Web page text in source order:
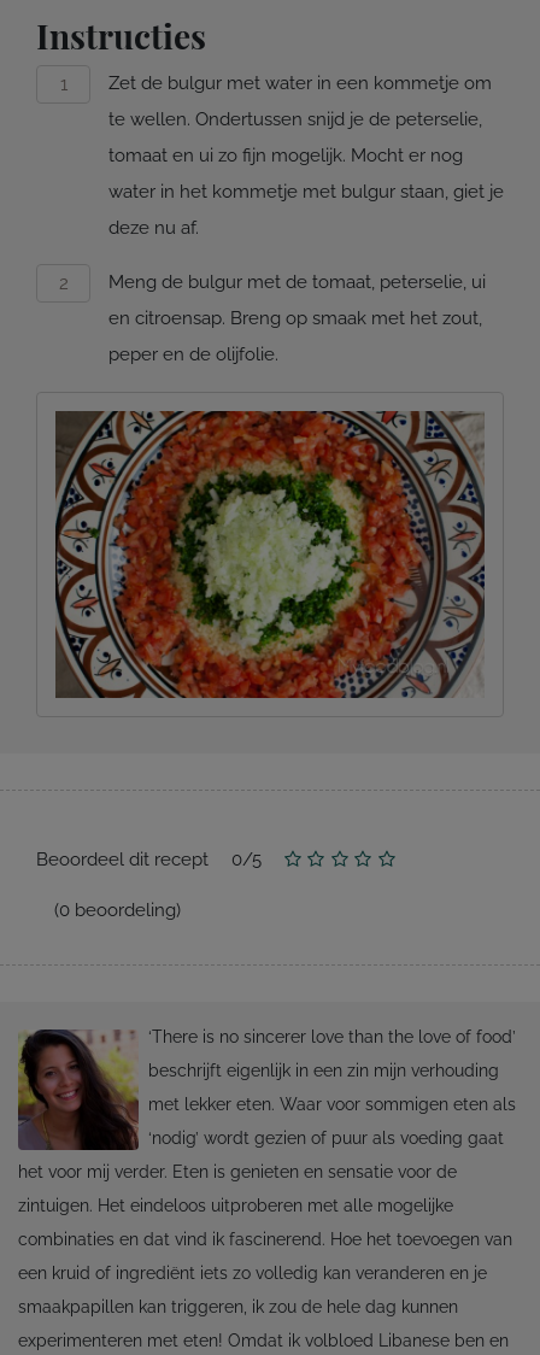
Instructies
Zet de bulgur met water in een kommetje om
te wellen. Ondertussen snijd je de peterselie,
tomaat en ui zo fijn mogelijk. Mocht er nog
water in het kommetje met bulgur staan, giet je
deze nu af.
Meng de bulgur met de tomaat, peterselie, ui
en citroensap. Breng op smaak met het zout,
peper en de olijfolie.
Beoordeel dit recept 0/5
(0 beoordeling)
‘There is no sincerer love than the love of food’
beschrijft eigenlijk in een zin mijn verhouding
met lekker eten. Waar voor sommigen eten als
‘nodig’ wordt gezien of puur als voeding gaat
het voor mij verder. Eten is genieten en sensatie voor de
zintuigen. Het eindeloos uitproberen met alle mogelijke
combinaties en dat vind ik fascinerend. Hoe het toevoegen van
een kruid of ingrediënt iets zo volledig kan veranderen en je
smaakpapillen kan triggeren, ik zou de hele dag kunnen
experimenteren met eten! Omdat ik volbloed Libanese ben en